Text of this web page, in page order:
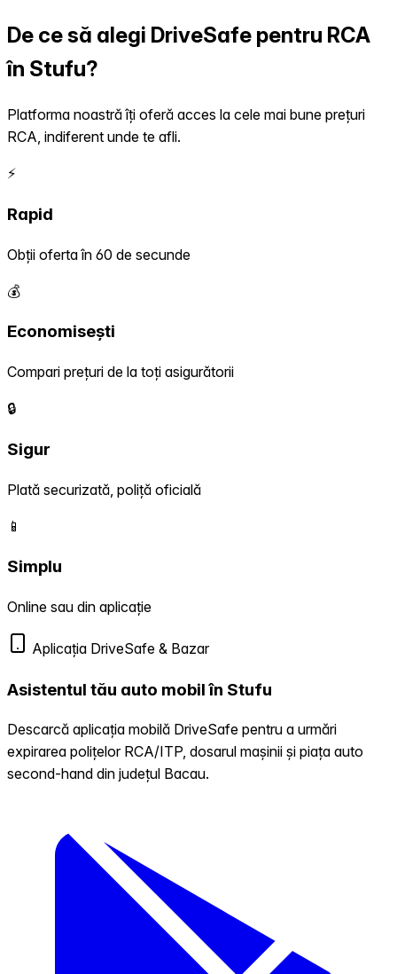
De ce să alegi DriveSafe pentru RCA
în Stufu?
Platforma noastră îți oferă acces la cele mai bune prețuri
RCA, indiferent unde te afli.
⚡
Rapid
Obții oferta în 60 de secunde
💰
Economisești
Compari prețuri de la toți asigurătorii
🔒
Sigur
Plată securizată, poliță oficială
📱
Simplu
Online sau din aplicație
Aplicația DriveSafe & Bazar
Asistentul tău auto mobil în Stufu
Descarcă aplicația mobilă DriveSafe pentru a urmări
expirarea polițelor RCA/ITP, dosarul mașinii și piața auto
second-hand din județul Bacau.